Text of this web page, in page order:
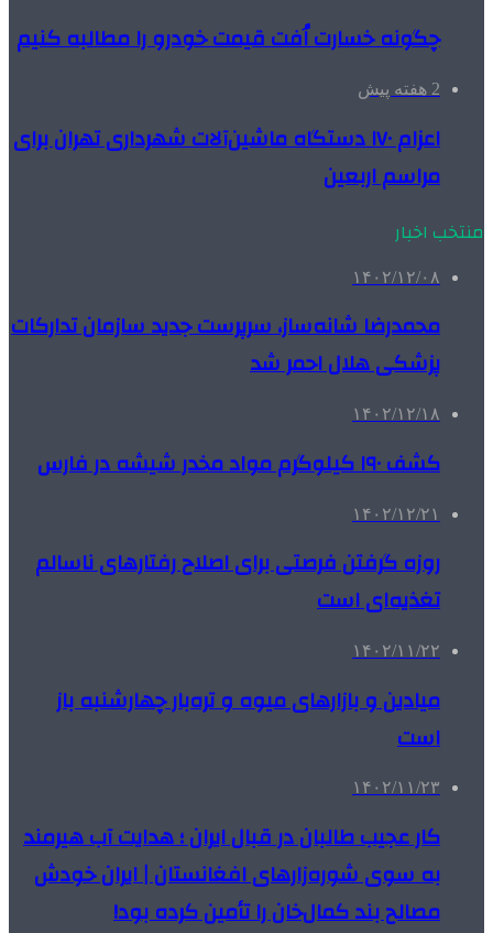
چگونه خسارت اُفت قیمت خودرو را مطالبه کنیم
2 هفته پیش
اعزام ۱۷۰ دستگاه ماشین‌آلات شهرداری تهران برای
مراسم اربعین
منتخب اخبار
۱۴۰۲/۱۲/۰۸
محمدرضا شانه‌ساز، سرپرست جدید سازمان تدارکات
پزشکی هلال احمر شد
۱۴۰۲/۱۲/۱۸
کشف ۱۹۰ کیلوگرم مواد مخدر شیشه در فارس
۱۴۰۲/۱۲/۲۱
روزه گرفتن فرصتی برای اصلاح رفتارهای ناسالم
تغذیه‌ای است
۱۴۰۲/۱۱/۲۲
میادین و بازارهای میوه و تره‌بار چهارشنبه باز
است
۱۴۰۲/۱۱/۲۳
کار عجیب طالبان در قبال ایران ؛ هدایت آب هیرمند
به سوی شوره‌زارهای افغانستان | ایران خودش
مصالح بند کمال‌خان را تأمین کرده بود!